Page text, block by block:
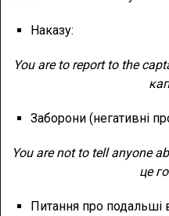
Наказу:
You are to report to the
Заборони (негативні
You are not to tell anyone
це
Питання про подальші